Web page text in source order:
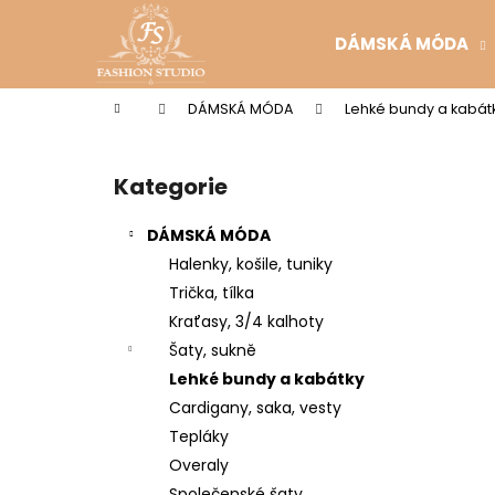
DÁMSKÁ MÓDA
Domů DÁMSKÁ MÓDA Lehké bundy a
Přeskočit
kategorie
Kategorie
DÁMSKÁ MÓDA
Halenky, košile, tuniky
Trička, tílka
Kraťasy, 3/4 kalhoty
Šaty, sukně
Lehké bundy a kabátky
Cardigany, saka, vesty
Tepláky
Overaly
í
Zpět
do
Zpět
do